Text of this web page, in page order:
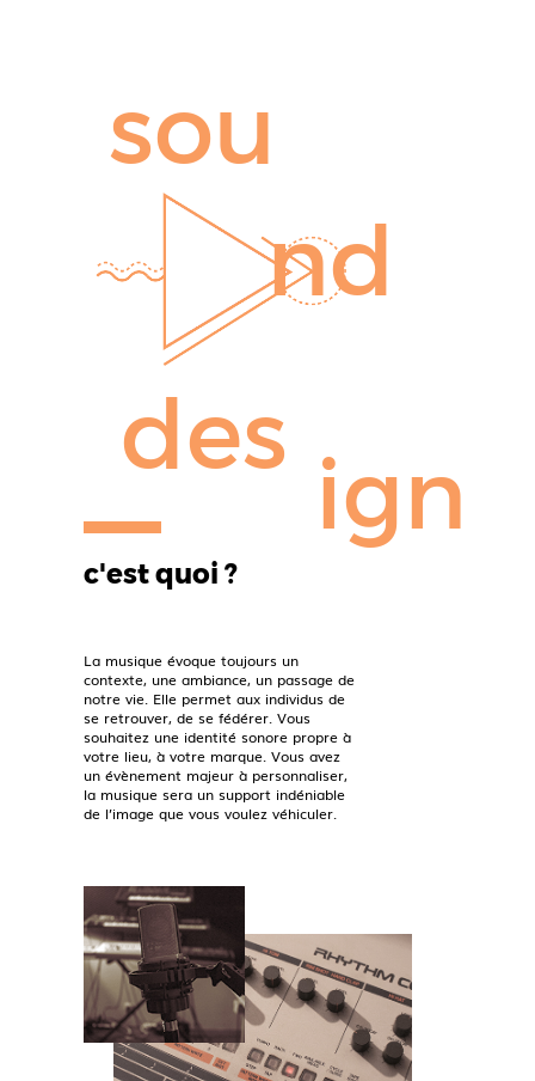
sou
nd
des
ign
c'est quoi ?
La musique évoque toujours un
contexte, une ambiance, un passage de
notre vie. Elle permet aux individus de
se retrouver, de se fédérer. Vous
souhaitez une identité sonore propre à
votre lieu, à votre marque. Vous avez
un évènement majeur à personnaliser,
la musique sera un support indéniable
de l’image que vous voulez véhiculer.